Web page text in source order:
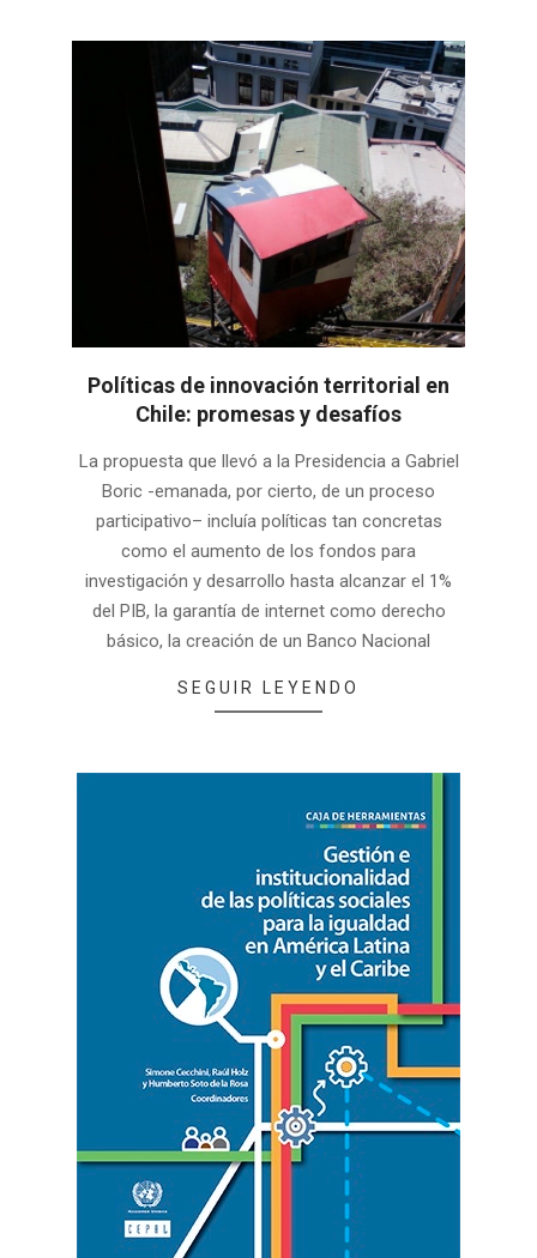
Políticas de innovación territorial en
Chile: promesas y desafíos
03-
La propuesta que llevó a la Presidencia a Gabriel
Boric -emanada, por cierto, de un proceso
participativo– incluía políticas tan concretas
como el aumento de los fondos para
investigación y desarrollo hasta alcanzar el 1%
del PIB, la garantía de internet como derecho
básico, la creación de un Banco Nacional
SEGUIR LEYENDO